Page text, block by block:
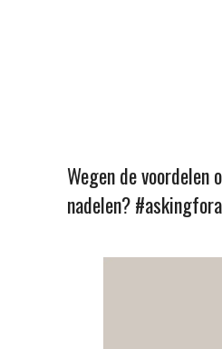
Wegen de voordelen
nadelen?